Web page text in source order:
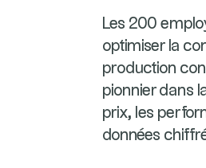
Les 200
optimiser la
production
pionnier dans
prix, les
données